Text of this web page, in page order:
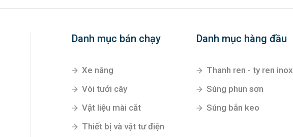
Danh mục bán chạy
Xe nâng
Vòi tưới cây
Vật liệu mài cắt
Thiết bị và vật tư điện
Danh mục hàng đầu
Thanh ren - ty ren inox
Súng phun sơn
Súng bắn keo